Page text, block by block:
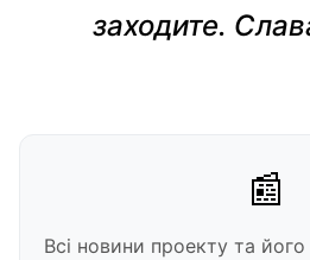
заходите.
📰
Всі новини проекту та